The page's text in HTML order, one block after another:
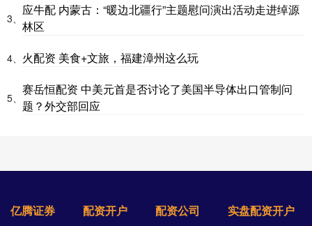
3、
应牛配 内蒙古：“暖边北疆行”主题慰问演出活动走进绰源
林区
4、 火配资 美食+文旅，福建漳州这么玩
5、
赛岳恒配资 中美元首是否讨论了美国半导体出口管制问
题？外交部回应
亿腾证券 配资开户 配资公司 实盘配资开户